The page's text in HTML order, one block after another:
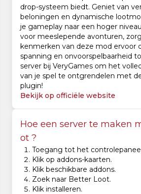
drop-systeem biedt. Geniet van
beloningen en dynamische
je gameplay naar een hoger
voor meeslepende avonturen,
kenmerken van deze mod ervoor
spanning en onvoorspelbaarheid
server bij VeryGames om het
van je spel te ontgrendelen met
plugin!
Bekijk op officiële website
Hoe een server te maken
ot ?
Toegang tot het
Klik op addons-kaarten.
Klik beschikbare addons.
Zoek naar Better Loot.
Klik installeren.